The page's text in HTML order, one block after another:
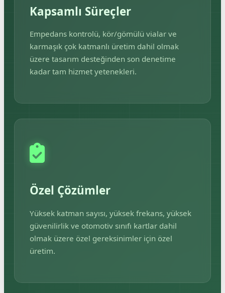
Kapsamlı Süreçler
Empedans kontrolü, kör/gömülü vialar ve
karmaşık çok katmanlı üretim dahil olmak
üzere tasarım desteğinden son denetime
kadar tam hizmet yetenekleri.
Özel Çözümler
Yüksek katman sayısı, yüksek frekans, yüksek
güvenilirlik ve otomotiv sınıfı kartlar dahil
olmak üzere özel gereksinimler için özel
üretim.